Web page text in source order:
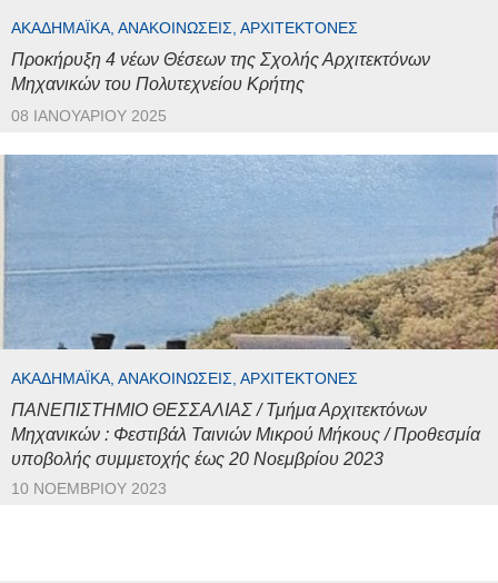
ΑΚΑΔΗΜΑΪΚΆ, ΑΝΑΚΟΙΝΏΣΕΙΣ, ΑΡΧΙΤΈΚΤΟΝΕΣ
Προκήρυξη 4 νέων Θέσεων της Σχολής Αρχιτεκτόνων
Μηχανικών του Πολυτεχνείου Κρήτης
08 ΙΑΝΟΥΑΡΊΟΥ 2025
ΑΚΑΔΗΜΑΪΚΆ, ΑΝΑΚΟΙΝΏΣΕΙΣ, ΑΡΧΙΤΈΚΤΟΝΕΣ
ΠΑΝΕΠΙΣΤΗΜΙΟ ΘΕΣΣΑΛΙΑΣ / Τμήμα Αρχιτεκτόνων
Μηχανικών : Φεστιβάλ Ταινιών Μικρού Μήκους / Προθεσμία
υποβολής συμμετοχής έως 20 Νοεμβρίου 2023
10 ΝΟΕΜΒΡΊΟΥ 2023